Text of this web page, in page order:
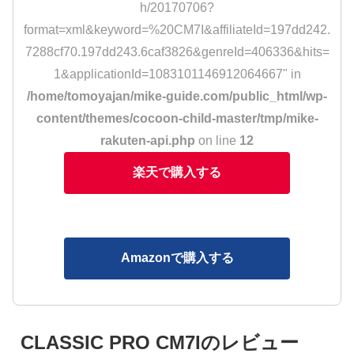
h/20170706?
format=xml&keyword=%20CM7I&affiliateId=197dd242.
7288cf70.197dd243.6caf3826&genreId=406336&hits=
1&applicationId=1083101146912064667" in
/home/tomoyajan/mike-guide.com/public_html/wp-
content/themes/cocoon-child-master/tmp/mike-
rakuten-api.php on line 12
楽天で購入する
Amazonで購入する
CLASSIC PRO CM7Iのレビュー